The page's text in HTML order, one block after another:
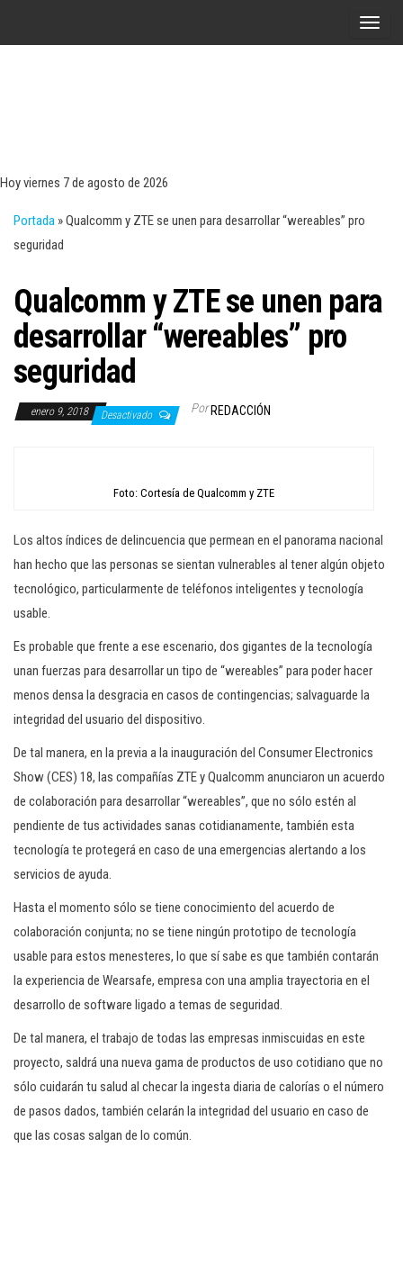
A
a
Hoy viernes 7 de agosto de 2026
Portada »Qualcomm y ZTE se unen para desarrollar “wereables” pro
seguridad
Qualcomm y ZTE se unen para
desarrollar “wereables” pro
seguridad
enero 9, 2018 Desactivado Por REDACCIÓN
Foto: Cortesía de Qualcomm y ZTE
Los altos índices de delincuencia que permean en el panorama nacional
han hecho que las personas se sientan vulnerables al tener algún objeto
tecnológico, particularmente de teléfonos inteligentes y tecnología
usable.
Es probable que frente a ese escenario, dos gigantes de la tecnología
unan fuerzas para desarrollar un tipo de “wereables” para poder hacer
menos densa la desgracia en casos de contingencias; salvaguarde la
integridad del usuario del dispositivo.
De tal manera, en la previa a la inauguración del Consumer Electronics
Show (CES) 18, las compañías ZTE y Qualcomm anunciaron un acuerdo
de colaboración para desarrollar “wereables”, que no sólo estén al
pendiente de tus actividades sanas cotidianamente, también esta
tecnología te protegerá en caso de una emergencias alertando a los
servicios de ayuda.
Hasta el momento sólo se tiene conocimiento del acuerdo de
colaboración conjunta; no se tiene ningún prototipo de tecnología
usable para estos menesteres, lo que sí sabe es que también contarán
la experiencia de Wearsafe, empresa con una amplia trayectoria en el
desarrollo de software ligado a temas de seguridad.
De tal manera, el trabajo de todas las empresas inmiscuidas en este
proyecto, saldrá una nueva gama de productos de uso cotidiano que no
sólo cuidarán tu salud al checar la ingesta diaria de calorías o el número
de pasos dados, también celarán la integridad del usuario en caso de
que las cosas salgan de lo común.